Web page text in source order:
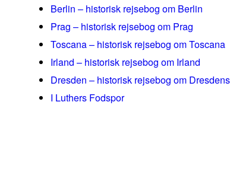
Berlin – historisk rejsebog om Berlin
Prag – historisk rejsebog om Prag
Toscana – historisk rejsebog om Toscana
Irland – historisk rejsebog om Irland
Dresden – historisk rejsebog om Dresdens
I Luthers Fodspor